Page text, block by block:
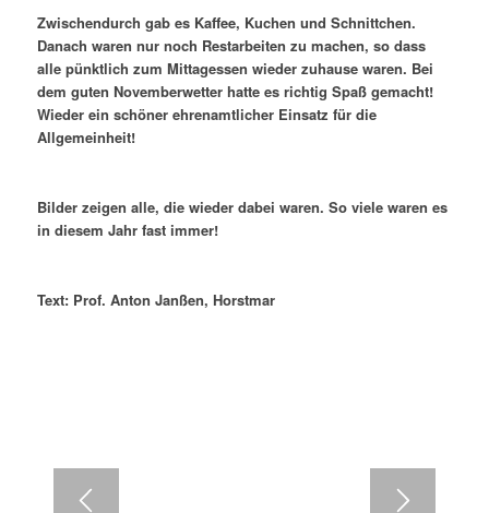
Zwischendurch gab es Kaffee, Kuchen und Schnittchen.
Danach waren nur noch Restarbeiten zu machen, so dass
alle pünktlich zum Mittagessen wieder zuhause waren. Bei
dem guten Novemberwetter hatte es richtig Spaß gemacht!
Wieder ein schöner ehrenamtlicher Einsatz für die
Allgemeinheit!
Bilder zeigen alle, die wieder dabei waren. So viele waren es
in diesem Jahr fast immer!
Text: Prof. Anton Janßen, Horstmar